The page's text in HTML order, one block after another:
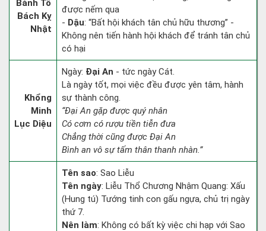
Bành Tổ
Bách Kỵ
Nhật
được nếm qua
- Dậu: “Bất hội khách tân chủ hữu thương” -
Không nên tiến hành hội khách để tránh tân chủ
có hại
Khổng
Minh
Lục Diệu
Ngày: Đại An - tức ngày Cát.
Là ngày tốt, mọi việc đều được yên tâm, hành
sự thành công.
“Đại An gặp được quý nhân
Có cơm có rượu tiền tiễn đưa
Chẳng thời cũng được Đại An
Bình an vô sự tấm thân thanh nhàn.”
Tên sao: Sao Liễu
Tên ngày: Liễu Thổ Chương Nhậm Quang: Xấu
(Hung tú) Tướng tinh con gấu ngựa, chủ trị ngày
thứ 7.
Nên làm: Không có bất kỳ việc chi hạp với Sao